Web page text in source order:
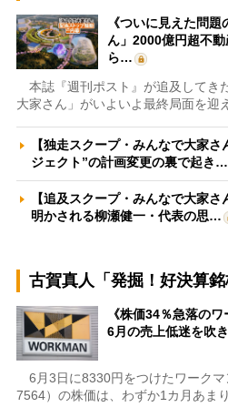
《ついに見えた問
ん」2000億円超不
ら…
本誌『週刊ポスト』が追及してき
大家さん」がいよいよ最終局面を迎
【独走スクープ・みんなで大家
ジェクト”の計画変更の裏で起き…
【追及スクープ・みんなで大家
明かされる柳瀬健一・代表の思…
古賀真人「発掘！好決算銘
《株価34％急落の
6月の売上低迷を吹
6月3日に8330円をつけたワークマ
7564）の株価は、わずか1カ月あま